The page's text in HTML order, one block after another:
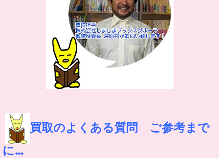
買取のよくある質問 ご参考まで
に…